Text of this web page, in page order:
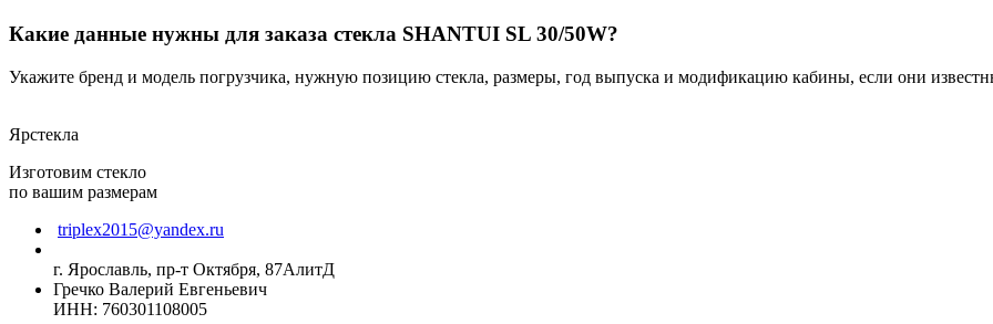
Какие данные нужны для заказа стекла SHANTUI SL 30/50W?
Укажите бренд и модель погрузчика, нужную позицию стекла, размеры, год выпуска и модификацию кабины, если они
Ярстекла
Изготовим стекло
по вашим размерам
triplex2015@yandex.ru
г. Ярославль, пр-т Октября, 87АлитД
Гречко Валерий Евгеньевич
ИНН: 760301108005